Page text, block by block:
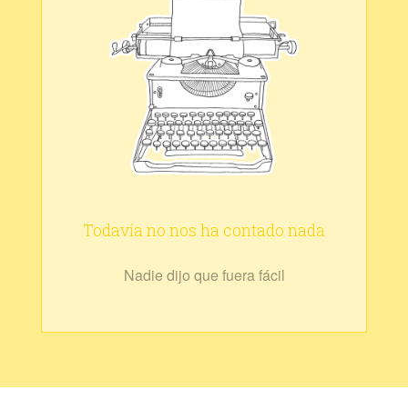
Todavía no nos ha contado nada
Nadie dijo que fuera fácil